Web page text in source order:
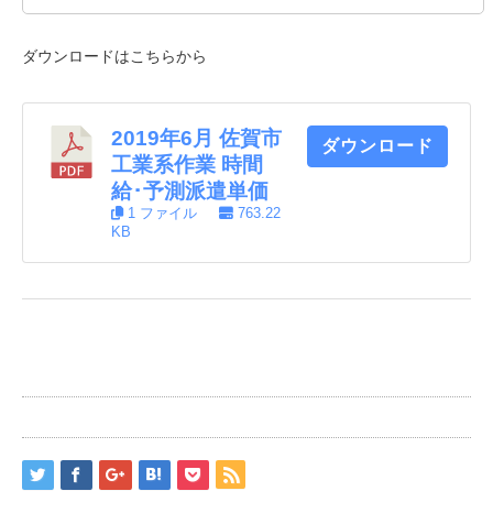
ダウンロードはこちらから
2019年6月 佐賀市
工業系作業 時間
給･予測派遣単価
1 ファイル
763.22
KB
ダウンロード